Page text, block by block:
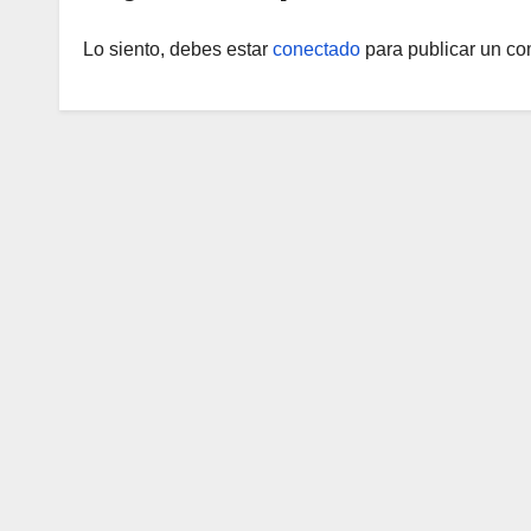
Lo siento, debes estar conectado para publicar un